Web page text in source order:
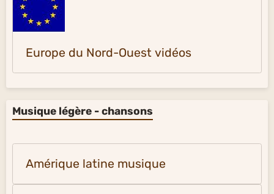
Europe du Nord-Ouest vidéos
Musique légère - chansons
Amérique latine musique